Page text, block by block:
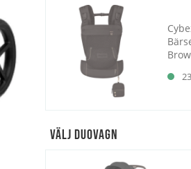
Välj Duovagn